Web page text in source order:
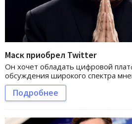
Маск приобрел Twitter
Он хочет обладать цифровой
обсуждения широкого спектра
Подробнее